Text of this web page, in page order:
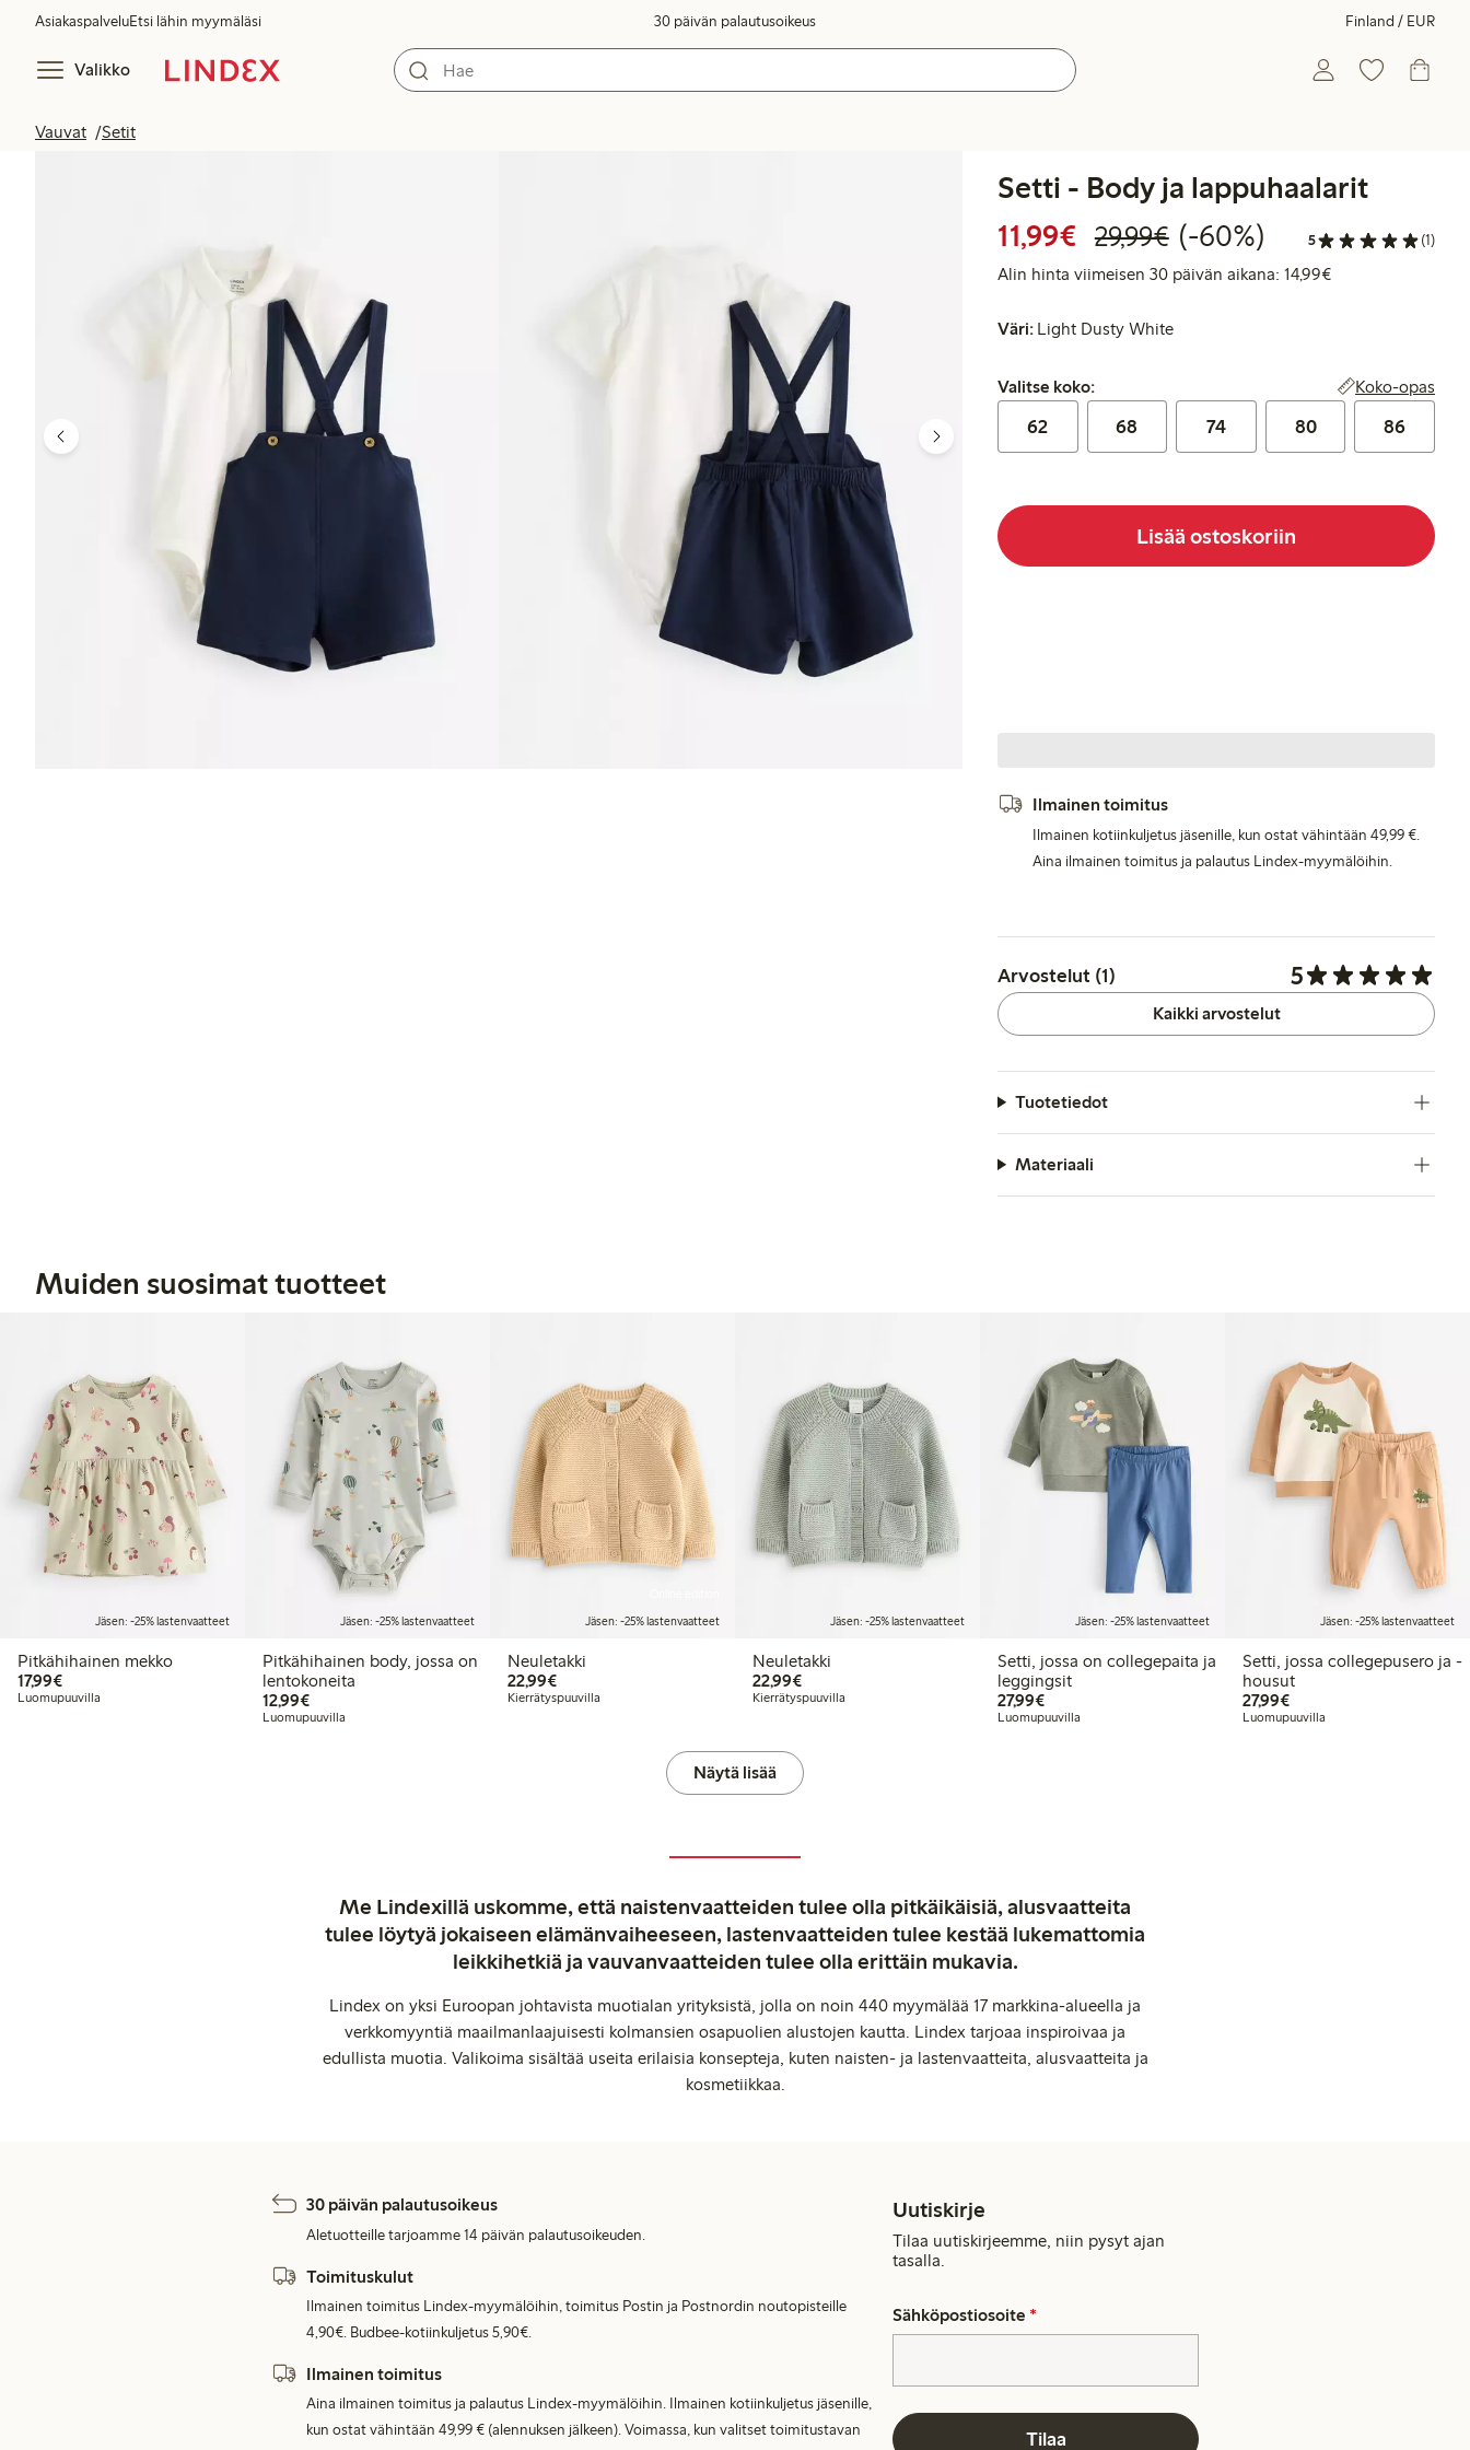
AsiakaspalveluEtsi lähin myymäläsi 30 päivän palautusoikeus Finland / EUR
Valikko
Vauvat Setit
Setti - Body ja lappuhaalarit
11,99€ Alennettu hinta: 11,99 €
29,99€Normaalihinta: 29,99 €
60% alennus
(-60%) 5 (1)
Alin hinta viimeisen 30 päivän aikana: 14,99€Alin hinta
Väri: Light Dusty White
Valitse koko:
Valitse koko: Koko-opas
62 68 74 80 86
Lisää ostoskoriin
Ilmainen toimitus
Ilmainen kotiinkuljetus jäsenille, kun ostat vähintään 49,99 €.
Aina ilmainen toimitus ja palautus Lindex-myymälöihin.
Arvostelut (1) 5
Kaikki arvostelut
Tuotetiedot
Materiaali
Muiden suosimat tuotteet
Jäsen: -25% lastenvaatteet
Pitkähihainen mekko
17,99€17,99 €
Luomupuuvilla
Jäsen: -25% lastenvaatteet
Pitkähihainen body, jossa on
lentokoneita
12,99€12,99 €
Luomupuuvilla
Jäsen: -25% lastenvaatteet
Neuletakki
22,99€22,99 €
Kierrätyspuuvilla
Jäsen: -25% lastenvaatteet
Neuletakki
22,99€22,99 €
Kierrätyspuuvilla
Jäsen: -25% lastenvaatteet
Setti, jossa on collegepaita ja
leggingsit
27,99€27,99 €
Luomupuuvilla
Jäsen: -25% lastenvaatteet
Setti, jossa collegepusero ja -
housut
27,99€27,99 €
Luomupuuvilla
Näytä lisää
Me Lindexillä uskomme, että naistenvaatteiden tulee olla pitkäikäisiä, alusvaatteita
tulee löytyä jokaiseen elämänvaiheeseen, lastenvaatteiden tulee kestää lukemattomia
leikkihetkiä ja vauvanvaatteiden tulee olla erittäin mukavia.
Lindex on yksi Euroopan johtavista muotialan yrityksistä, jolla on noin 440 myymälää 17 markkina-alueella ja
verkkomyyntiä maailmanlaajuisesti kolmansien osapuolien alustojen kautta. Lindex tarjoaa inspiroivaa ja
edullista muotia. Valikoima sisältää useita erilaisia konsepteja, kuten naisten- ja lastenvaatteita, alusvaatteita ja
kosmetiikkaa.
30 päivän palautusoikeus
Aletuotteille tarjoamme 14 päivän palautusoikeuden.
Toimituskulut
Ilmainen toimitus Lindex-myymälöihin, toimitus Postin ja Postnordin noutopisteille
4,90€. Budbee-kotiinkuljetus 5,90€.
Ilmainen toimitus
Aina ilmainen toimitus ja palautus Lindex-myymälöihin. Ilmainen kotiinkuljetus jäsenille,
kun ostat vähintään 49,99 € (alennuksen jälkeen). Voimassa, kun valitset toimitustavan
Uutiskirje
Tilaa uutiskirjeemme, niin pysyt ajan
tasalla.
Sähköpostiosoite *
Tilaa